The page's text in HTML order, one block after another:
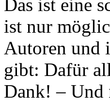
Das ist eine
ist nur
Autoren und
gibt: Dafür
Dank! –